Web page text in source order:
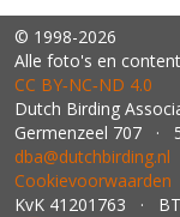
© 1998-2026
Alle foto's en
CC BY‑NC‑ND 4.0
Dutch Birding
Germenzeel 707 ·
dba@dutchbirding.nl
Cookievoorwaarden
KvK 41201763 ·